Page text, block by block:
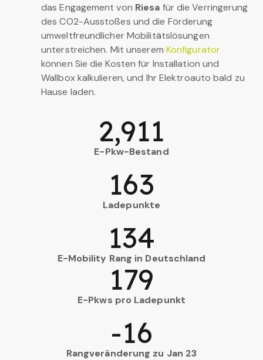
das Engagement von Riesa für die Verringerung
des CO2-Ausstoßes und die Förderung
umweltfreundlicher Mobilitätslösungen
unterstreichen. Mit unserem Konfigurator
können Sie die Kosten für Installation und
Wallbox kalkulieren, und Ihr Elektroauto bald zu
Hause laden.
E-Pkw-Bestand
2,911
Ladepunkte
163
E-Mobility Rang in Deutschland
134
E-Pkws pro Ladepunkt
179
Rangveränderung zu Jan 23
-16